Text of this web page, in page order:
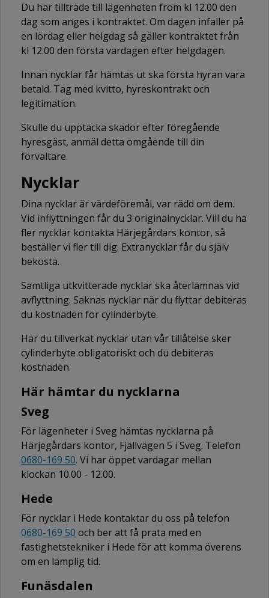
Du har tillträde till lägenheten from kl 12.00 den
dag som anges i kontraktet. Om dagen infaller på
en lördag eller helgdag så gäller kontraktet från
kl 12.00 den första vardagen efter helgdagen.
Innan nycklar får hämtas ut ska första hyran vara
betald. Tag med kvitto, hyreskontrakt och
legitimation.
Skulle du upptäcka skador efter föregående
hyresgäst, anmäl detta omgående till din
förvaltare.
Nycklar
Dina nycklar är värdeföremål, var rädd om dem.
Vid inflyttningen får du 3 originalnycklar. Vill du ha
fler nycklar kontakta Härjegårdars kontor, så
beställer vi fler till dig. Extranycklar får du själv
bekosta.
Samtliga utkvitterade nycklar ska återlämnas vid
avflyttning. Saknas nycklar när du flyttar debiteras
du kostnaden för cylinderbyte.
Har du tillverkat nycklar utan vår tillåtelse sker
cylinderbyte obligatoriskt och du debiteras
kostnaden.
Här hämtar du nycklarna
Sveg
För lägenheter i Sveg hämtas nycklarna på
Härjegårdars kontor, Fjällvägen 5 i Sveg. Telefon
0680-169 50. Vi har öppet vardagar mellan
klockan 10.00 - 12.00.
Hede
För nycklar i Hede kontaktar du oss på telefon
0680-169 50 och ber att få prata med en
fastighetstekniker i Hede för att komma överens
om en lämplig tid.
Funäsdalen